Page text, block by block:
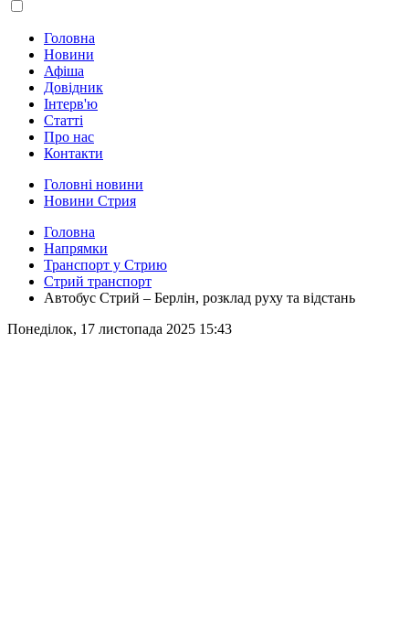
Головна
Новини
Афіша
Довідник
Інтерв'ю
Статті
Про нас
Контакти
Головні новини
Новини Стрия
Головна
Напрямки
Транспорт у Стрию
Стрий транспорт
Автобус Стрий – Берлін, розклад руху та відстань
Понеділок, 17 листопада 2025 15:43